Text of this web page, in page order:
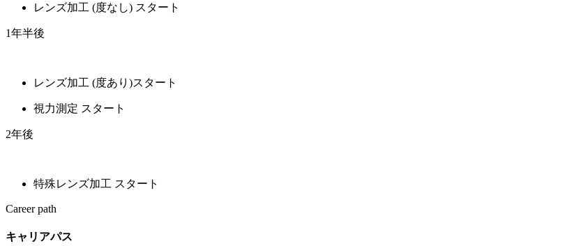
レンズ加工 (度なし) スタート
1年半後
レンズ加工 (度あり)スタート
視力測定 スタート
2年後
特殊レンズ加工 スタート
Career path
キャリアパス